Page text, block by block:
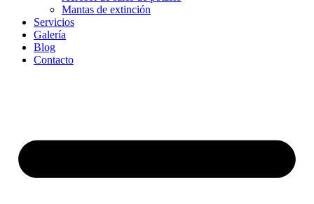
Mantas de extinción
Servicios
Galería
Blog
Contacto